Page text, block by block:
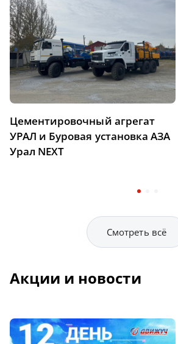
Цементировочный агрегат
УРАЛ и Буровая установка АЗА
Урал NEXT
Смотреть всё
Акции и новости